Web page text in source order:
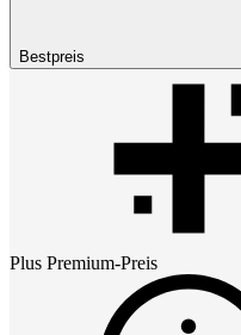
Bestpreis
Plus Premium-Preis